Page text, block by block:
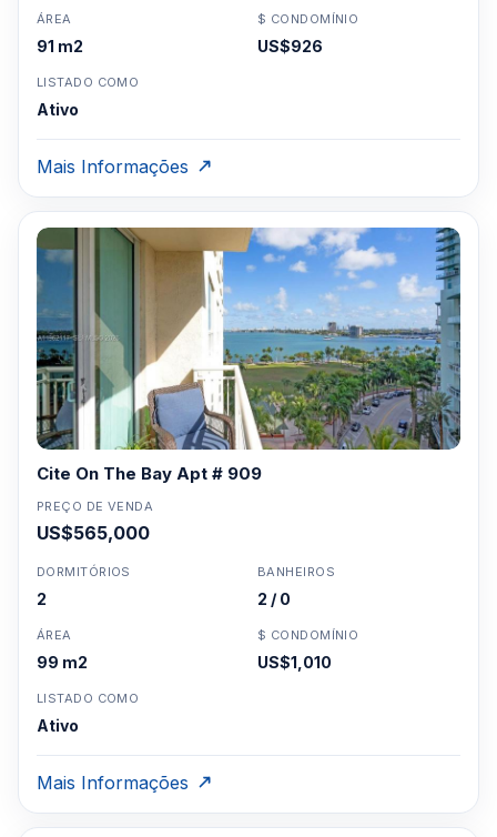
ÁREA
91 m2
$ CONDOMÍNIO
US$926
LISTADO COMO
Ativo
Mais Informações
Cite On The Bay Apt # 909
PREÇO DE VENDA
US$565,000
DORMITÓRIOS
2
BANHEIROS
2 / 0
ÁREA
99 m2
$ CONDOMÍNIO
US$1,010
LISTADO COMO
Ativo
Mais Informações